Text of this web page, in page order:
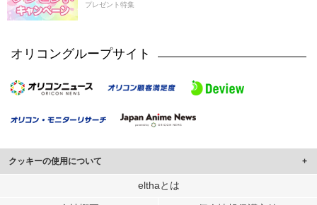
プレゼント特集
オリコングループサイト
クッキーの使用について
このサイトでは Cookie を使用して、ユーザーに合わせたコンテンツや広告の
elthaとは